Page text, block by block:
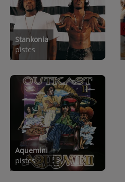
Stankonia
pistes
Aquemini
pistes